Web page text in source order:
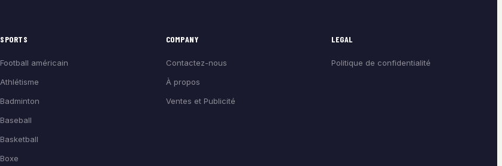
SPORTS
Football américain
Athlétisme
Badminton
Baseball
Basketball
Boxe
COMPANY
Contactez-nous
À propos
Ventes et Publicité
LEGAL
Politique de confidentialité